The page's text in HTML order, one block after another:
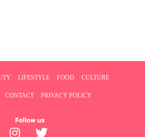
LIFESTYLE FOOD CULTURE
CONTACT PRIVACY POLICY